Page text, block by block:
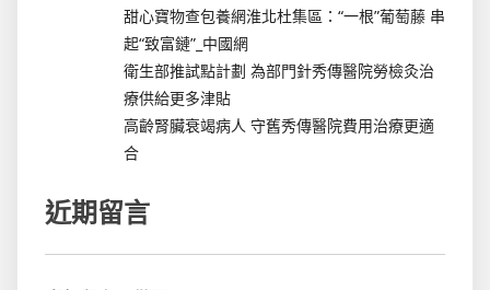
甜心寶物查包養網淮北杜集區：“一根”葡萄藤 串
起“致富鏈”_中國網
衛生部推試點計劃 為部門針秀傳醫院勞檢灸治
療供給更多津貼
高齡腎臟衰竭病人 守舊秀傳醫院費用治療更適
合
近期留言